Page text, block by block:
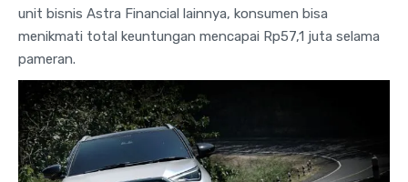
unit bisnis Astra Financial lainnya, konsumen bisa
menikmati total keuntungan mencapai Rp57,1 juta selama
pameran.